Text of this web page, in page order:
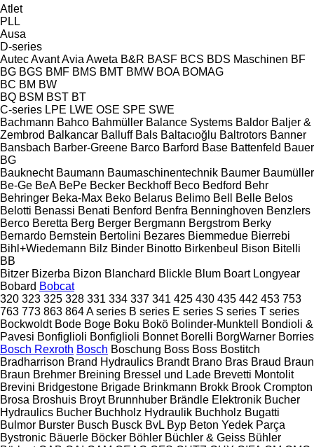
Atlet
PLL
Ausa
D-series
AutecAvantAvia Aweta B&R BASF BCS BDS Maschinen BF
BG BGS BMF BMS BMT BMW BOA BOMAG
BC BM BW
BQ BSM BST BT
C-series LPE LWE OSE SPE SWE
Bachmann Bahco Bahmüller Balance Systems Baldor Baljer &
Zembrod Balkancar Balluff Bals Baltacıoğlu Baltrotors Banner
Bansbach Barber-Greene Barco Barford Base Battenfeld Bauer
BG
Bauknecht Baumann Baumaschinentechnik Baumer Baumüller
Be-Ge BeA BePe Becker Beckhoff Beco Bedford Behr
Behringer Beka-Max Beko Belarus Belimo Bell Belle Belos
Belotti Benassi Benati Benford Benfra Benninghoven Benzlers
Berco Beretta Berg Berger Bergmann Bergstrom Berky
Bernardo Bernstein Bertolini Bezares Biemmedue Bierrebi
Bihl+Wiedemann Bilz Binder Binotto Birkenbeul Bison Bitelli
BB
Bitzer Bizerba Bizon Blanchard Blickle Blum Boart Longyear
Bobard Bobcat
320 323 325 328 331 334 337 341 425 430 435 442 453 753
763 773 863 864A series B series E series S series T series
Bockwoldt Bode Boge Boku Bokö Bolinder-Munktell
Bondioli &
Pavesi Bonfiglioli Bonfiglioli Bonnet Borelli BorgWarner Borries
Bosch Rexroth Bosch Boschung Boss Boss Bostitch
Bradharrison Brand Hydraulics Brandt Brano Bras Braud Braun
Braun Brehmer Breining Bressel und Lade Brevetti Montolit
Brevini Bridgestone Brigade Brinkmann Brokk Brook Crompton
Brosa Broshuis Broyt Brunnhuber Brändle Elektronik Bucher
Hydraulics Bucher Buchholz Hydraulik Buchholz Bugatti
Bulmor Burster Busch Busck BvL Byp Beton Yedek Parça
Bystronic Bäuerle Böcker Böhler Büchler & Geiss Bühler